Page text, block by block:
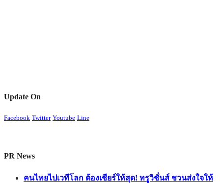
Update On
Facebook Twitter Youtube Line
PR News
คนไทยไปเวทีโลก ต้องเชียร์ให้สุด! ทรูวิชั่นส์ ชวนส่งใจให้